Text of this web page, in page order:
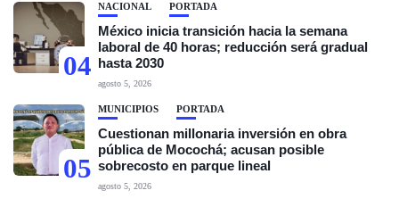
04
NACIONAL PORTADA
México inicia transición hacia la semana
laboral de 40 horas; reducción será gradual
hasta 2030
agosto 5, 2026
05
MUNICIPIOS PORTADA
Cuestionan millonaria inversión en obra
pública de Mocochá; acusan posible
sobrecosto en parque lineal
agosto 5, 2026